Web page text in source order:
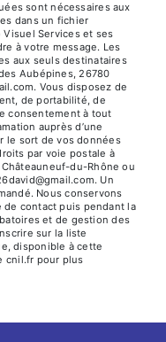
sont nécessaires aux
dans un fichier
Services et ses
à votre message. Les
aux seuls destinataires
Aubépines, 26780
Vous disposez de
de portabilité, de
consentement à tout
auprès d’une
le sort de vos données
par voie postale à
du-Rhône ou
Un
Nous conservons
de contact puis pendant la
et de gestion des
sur la liste
disponible à cette
cnil.fr pour plus